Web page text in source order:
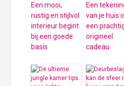
Een mooi,
rustig en stijlvol
interieur begint
bij een goede
basis
Een
van je huis
een
origineel
cadeau